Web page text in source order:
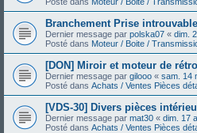
Branchement Prise introuvable
Dernier message par polska07 « dim.
Posté dans Moteur / Boite /
[DON] Miroir et moteur de
Dernier message par gilooo « sam. 14
Posté dans Achats / Ventes Pièces
[VDS-30] Divers pièces
Dernier message par mat30 « dim. 17
Posté dans Achats / Ventes Pièces